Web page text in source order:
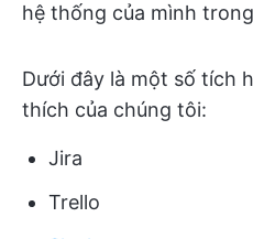
hệ thống của mình
Dưới đây là một số tích
thích của chúng tôi:
Jira
Trello